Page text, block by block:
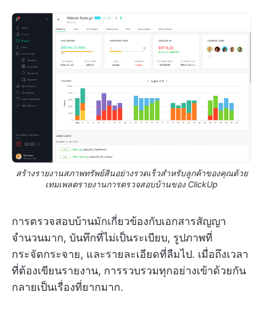
สร้างรายงานสภาพทรัพย์สินอย่างรวดเร็วสำหรับลูกค้าของคุณด้วย
เทมเพลตรายงานการตรวจสอบบ้านของ ClickUp
การตรวจสอบบ้านมักเกี่ยวข้องกับเอกสารสัญญา
จำนวนมาก, บันทึกที่ไม่เป็นระเบียบ, รูปภาพที่
กระจัดกระจาย, และรายละเอียดที่ลืมไป. เมื่อถึงเวลา
ที่ต้องเขียนรายงาน, การรวบรวมทุกอย่างเข้าด้วยกัน
กลายเป็นเรื่องที่ยากมาก.